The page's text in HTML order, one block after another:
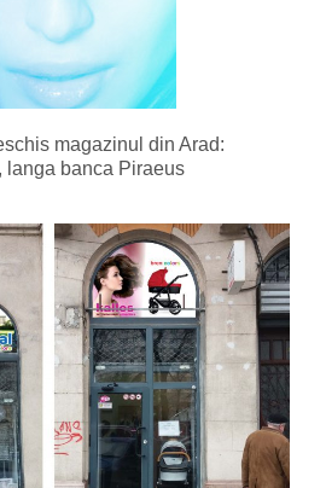
magazinul din Arad:
langa banca Piraeus